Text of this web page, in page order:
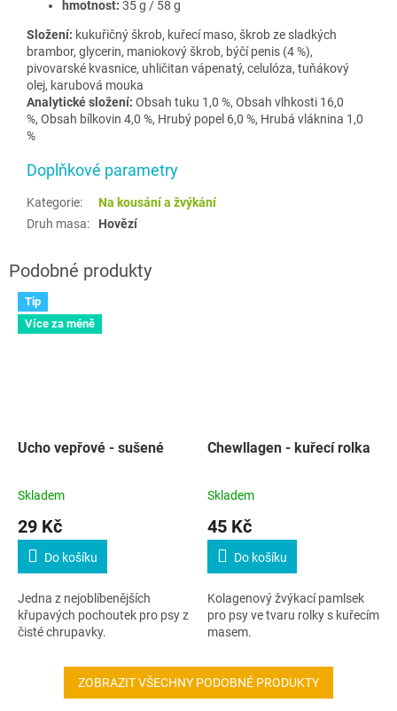
hmotnost: 35 g / 58 g
Složení: kukuřičný škrob, kuřecí maso, škrob ze sladkých
brambor, glycerin, maniokový škrob, býčí penis (4 %),
pivovarské kvasnice, uhličitan vápenatý, celulóza, tuňákový
olej, karubová mouka
Analytické složení: Obsah tuku 1,0 %, Obsah vlhkosti 16,0
%, Obsah bílkovin 4,0 %, Hrubý popel 6,0 %, Hrubá vláknina 1,0
%
Doplňkové parametry
Kategorie:
Na kousání a žvýkání
Druh masa: Hovězí
Tip
Více za méně
Ucho vepřové - sušené
Skladem
29 Kč
Do košíku
Jedna z nejoblíbenějších
křupavých pochoutek pro psy z
čisté chrupavky.
Chewllagen - kuřecí rolka
Skladem
45 Kč
Do košíku
Kolagenový žvýkací pamlsek
pro psy ve tvaru rolky s kuřecím
masem.
ZOBRAZIT VŠECHNY PODOBNÉ PRODUKTY